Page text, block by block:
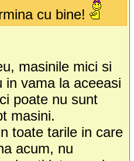
cu bine!
masinile mici si
in vama la aceeasi
poate nu sunt
masini.
toate tarile in care
acum, nu